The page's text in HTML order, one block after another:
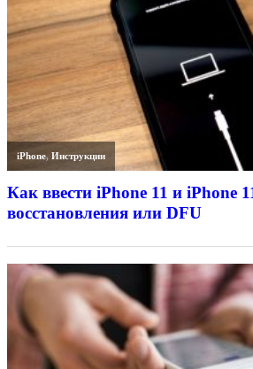
iPhone,Инструкции
Как ввести iPhone 11 и iPhone
восстановления или DFU